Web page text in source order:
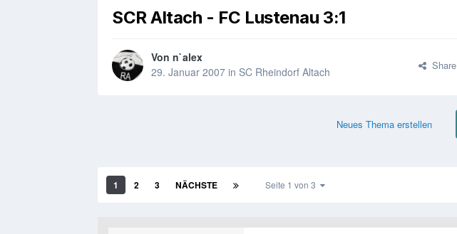
SCR Altach - FC Lustenau 3:1
Von n`alex
29. Januar 2007 in SC Rheindorf Altach Share
Neues Thema erstellen
1 2 3 NÄCHSTE Seite 1 von 3